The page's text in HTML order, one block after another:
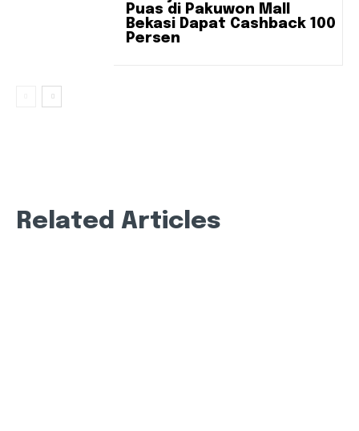
Puas di Pakuwon Mall
Bekasi Dapat Cashback 100
Persen
Related Articles